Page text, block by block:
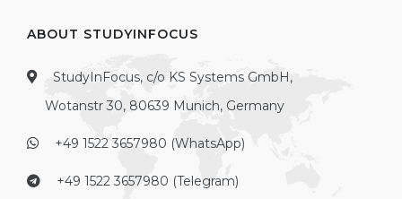
ABOUT STUDYINFOCUS
StudyInFocus, c/o KS Systems GmbH,
Wotanstr 30, 80639 Munich, Germany
+49 1522 3657980 (WhatsApp)
+49 1522 3657980 (Telegram)